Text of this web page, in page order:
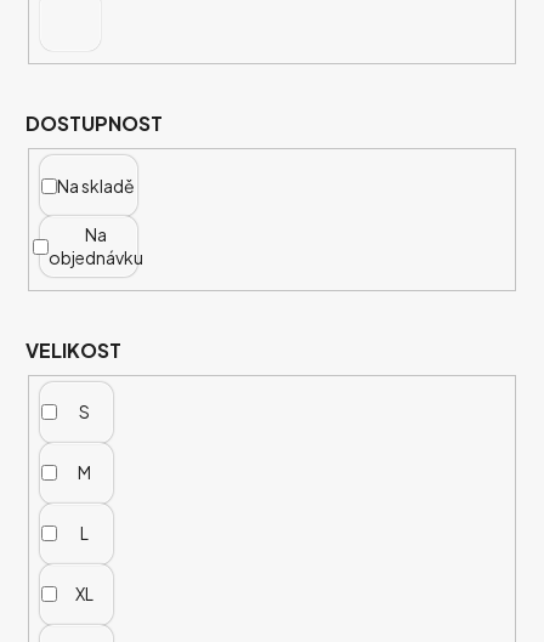
DOSTUPNOST
Na skladě
Na
objednávku
VELIKOST
S
M
L
XL